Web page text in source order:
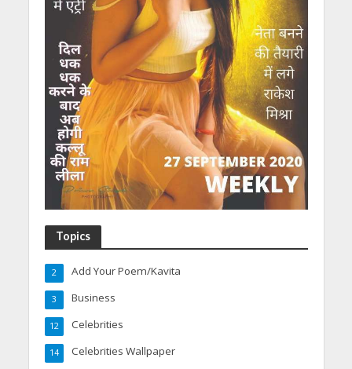
Topics
Add Your Poem/Kavita
2
Business
3
Celebrities
12
Celebrities Wallpaper
14